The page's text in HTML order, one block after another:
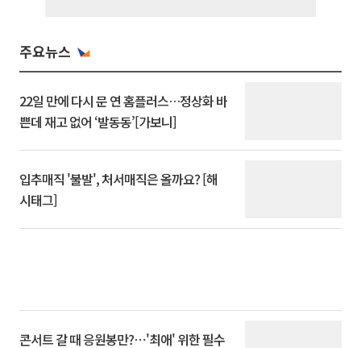
주요뉴스
22일 만에 다시 문 연 홈플러스…정상화 바
쁜데 재고 없어 ‘발동동’[가보니]
입추매직 '불발', 처서매직은 올까요? [해
시태그]
콘서트 갈 때 응원봉만?⋯'최애' 위한 필수